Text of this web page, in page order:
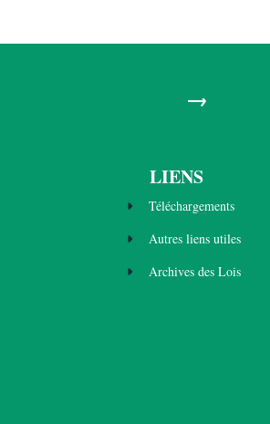
→
LIENS
Téléchargements
Autres liens utiles
Archives des Lois